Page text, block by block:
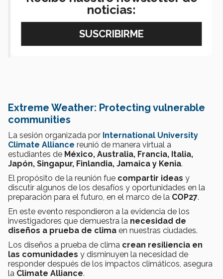
conocer los puntos de
vista de estudiantes de otros lugares
en el mundo”.-Daniel Barreras.
Extreme Weather: Protecting vulnerable
communities
La sesión organizada por International University
Climate Alliance reunió de manera virtual a
estudiantes de México, Australia, Francia, Italia,
Japón, Singapur, Finlandia, Jamaica y Kenia.
El propósito de la reunión fue compartir ideas y
discutir algunos de los desafíos y oportunidades en la
preparación para el futuro, en el marco de la COP27.
En este evento respondieron a la evidencia de los
investigadores que demuestra la necesidad de
diseños a prueba de clima en nuestras ciudades.
Los diseños a prueba de clima crean resiliencia en
las comunidades y disminuyen la necesidad de
responder después de los impactos climáticos, asegura
la Climate Alliance.
noticias: